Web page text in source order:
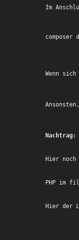
Im
Wenn
Nachtrag:
Hier
PHP im
Hier der